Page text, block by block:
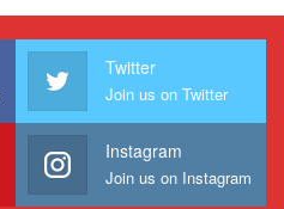
Twitter
Join us on Twitter
Instagram
Join us on Instagram